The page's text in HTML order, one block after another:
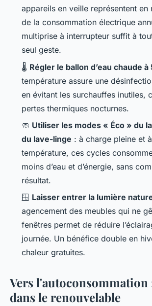
appareils en veille représentent en
de la consommation électrique
multiprise à interrupteur suffit à
seul geste.
🌡️ Régler le ballon d’eau chaude à
température assure une
en évitant les surchauffes inutiles,
pertes thermiques nocturnes.
🧼 Utiliser les modes « Éco » du
du lave-linge : à charge pleine et
température, ces cycles
moins d’eau et d’énergie, sans
résultat.
🪟 Laisser entrer la lumière
agencement des meubles qui ne
fenêtres permet de réduire
journée. Un bénéfice double en
chaleur gratuites.
Vers
dans le renouvelable